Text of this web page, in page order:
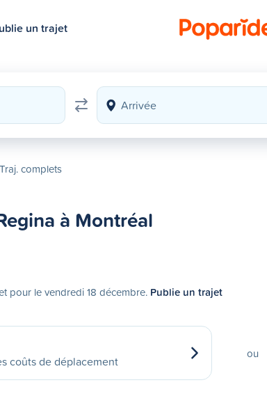
un trajet
Traj. complets
à Montréal
pour le vendredi 18 décembre. Publie un trajet
coûts de déplacement
ou